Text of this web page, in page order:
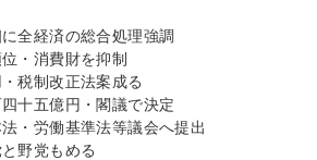
全経済の総合処理強調
・消費財を抑制
税制改正法案成る
十五億円・閣議で決定
・労働基準法等議会へ提出
野党もめる